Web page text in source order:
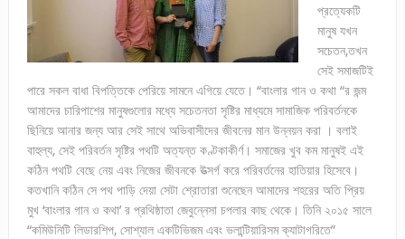
প্রত্যেকটি
মানুষ যখন
সচেতন,তখন
সেই সমাজটিই
পারে সকল বাধা বিপত্তিকে পেরিয়ে সামনে এগিয়ে যেতে। “বাংলার গান ও কথা “র জন্ম
আমাদের চারিপাশের মানুষগুলোর মধ্যে সচেতনতা সৃষ্টির মাধ্যমে সামাজিক পরিবর্তনকে
ছিনিয়ে আনার জন্য আর সেই সাথে অভিবাসীদের জীবনের মান উন্নয়ন করা । বলাই
বাহুল্য, সেই পরিবর্তন সৃষ্টির পথটি অত্যন্ত কণ্টকাকীর্ণ। সমাজের খুব কম মানুষই এই
কঠিন পথটি বেছে নেয় এবং নিজের জীবনকে উত্সর্গ করে পরিবর্তনের হাতিয়ার হিসেবে।
কতখানি কঠিন সে পথ পাড়ি দেয়া সেটা শ্রোতারা শুনেছেন আমাদের শহরের অতি প্রিয়
মুখ ‘বাংলার গান ও কথা’ র প্রথিষ্ঠাতা জেবুন্নেসা চপলার কাছ থেকে। তিনি ২০১৫ সালে
“কমিউনিটি লিডারশিপ, সোশ্যাল একটিভিজম এবং ভলান্টিয়ারিসম ক্যাটাগরিতে”